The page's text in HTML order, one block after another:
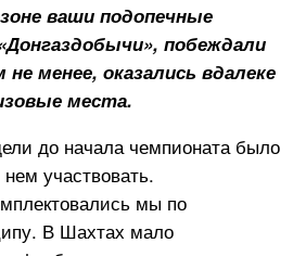
ваши подопечные
побеждали
менее, оказались вдалеке
места.
до начала чемпионата было
участвовать.
мы по
В Шахтах мало